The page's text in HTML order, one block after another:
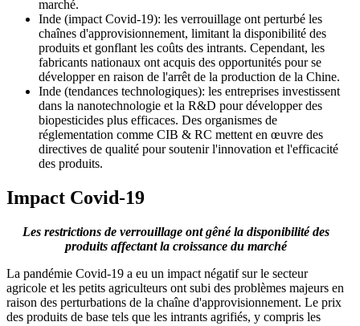
marché.
Inde (impact Covid-19): les verrouillage ont perturbé les
chaînes d'approvisionnement, limitant la disponibilité des
produits et gonflant les coûts des intrants. Cependant, les
fabricants nationaux ont acquis des opportunités pour se
développer en raison de l'arrêt de la production de la Chine.
Inde (tendances technologiques): les entreprises investissent
dans la nanotechnologie et la R&D pour développer des
biopesticides plus efficaces. Des organismes de
réglementation comme CIB & RC mettent en œuvre des
directives de qualité pour soutenir l'innovation et l'efficacité
des produits.
Impact Covid-19
Les restrictions de verrouillage ont gêné la disponibilité des
produits affectant la croissance du marché
La pandémie Covid-19 a eu un impact négatif sur le secteur
agricole et les petits agriculteurs ont subi des problèmes majeurs en
raison des perturbations de la chaîne d'approvisionnement. Le prix
des produits de base tels que les intrants agrifiés, y compris les